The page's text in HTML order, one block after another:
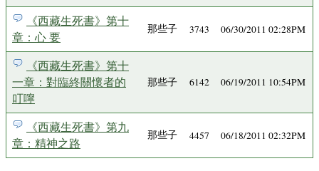
《西藏生死書》第十
章：心 要
那些子 3743 06/30/2011 02:28PM
《西藏生死書》第十
一章：對臨終關懷者的
叮嚀
那些子 6142 06/19/2011 10:54PM
《西藏生死書》第九
章：精神之路
那些子 4457 06/18/2011 02:32PM